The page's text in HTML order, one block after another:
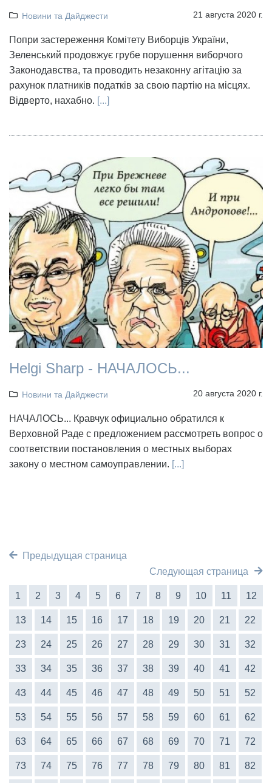
Новини та Дайджести 21 августа 2020 г.
Попри застереження Комітету Виборців України,
Зеленський продовжує грубе порушення виборчого
Законодавства, та проводить незаконну агітацію за
рахунок платників податків за свою партію на місцях.
Відверто, нахабно. [...]
Helgi Sharp - НАЧАЛОСЬ...
Новини та Дайджести 20 августа 2020 г.
НАЧАЛОСЬ... Кравчук официально обратился к
Верховной Раде с предложением рассмотреть вопрос о
соответствии постановления о местных выборах
закону о местном самоуправлении. [...]
Предыдущая страница
Следующая страница
1 2 3 4 5 6 7 8 9 10 11 12
13 14 15 16 17 18 19 20 21 22
23 24 25 26 27 28 29 30 31 32
33 34 35 36 37 38 39 40 41 42
43 44 45 46 47 48 49 50 51 52
53 54 55 56 57 58 59 60 61 62
63 64 65 66 67 68 69 70 71 72
73 74 75 76 77 78 79 80 81 82